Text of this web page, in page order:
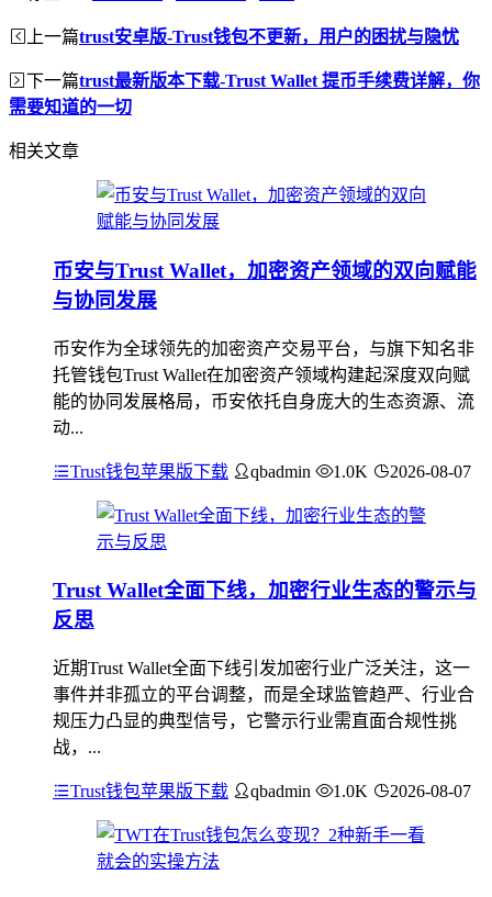
上一篇trust安卓版-Trust钱包不更新，用户的困扰与隐忧
下一篇trust最新版本下载-Trust Wallet 提币手续费详解，你
需要知道的一切
相关文章
币安与Trust Wallet，加密资产领域的双向赋能
与协同发展
币安作为全球领先的加密资产交易平台，与旗下知名非
托管钱包Trust Wallet在加密资产领域构建起深度双向赋
能的协同发展格局，币安依托自身庞大的生态资源、流
动...
Trust钱包苹果版下载 qbadmin 1.0K 2026-08-07
Trust Wallet全面下线，加密行业生态的警示与
反思
近期Trust Wallet全面下线引发加密行业广泛关注，这一
事件并非孤立的平台调整，而是全球监管趋严、行业合
规压力凸显的典型信号，它警示行业需直面合规性挑
战，...
Trust钱包苹果版下载 qbadmin 1.0K 2026-08-07